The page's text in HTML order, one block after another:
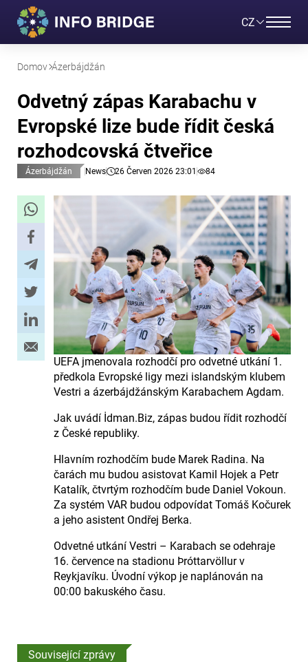
CZ
Domov Ázerbájdžán
Odvetný zápas Karabachu v
Evropské lize bude řídit česká
rozhodcovská čtveřice
Ázerbájdžán News 26 Červen 2026 23:01 84
UEFA jmenovala rozhodčí pro odvetné utkání 1.
předkola Evropské ligy mezi islandským klubem
Vestri a ázerbájdžánským Karabachem Agdam.
Jak uvádí İdman.Biz, zápas budou řídit rozhodčí
z České republiky.
Hlavním rozhodčím bude Marek Radina. Na
čarách mu budou asistovat Kamil Hojek a Petr
Katalík, čtvrtým rozhodčím bude Daniel Vokoun.
Za systém VAR budou odpovídat Tomáš Kočurek
a jeho asistent Ondřej Berka.
Odvetné utkání Vestri – Karabach se odehraje
16. července na stadionu Þróttarvöllur v
Reykjavíku. Úvodní výkop je naplánován na
00:00 bakuského času.
Související zprávy